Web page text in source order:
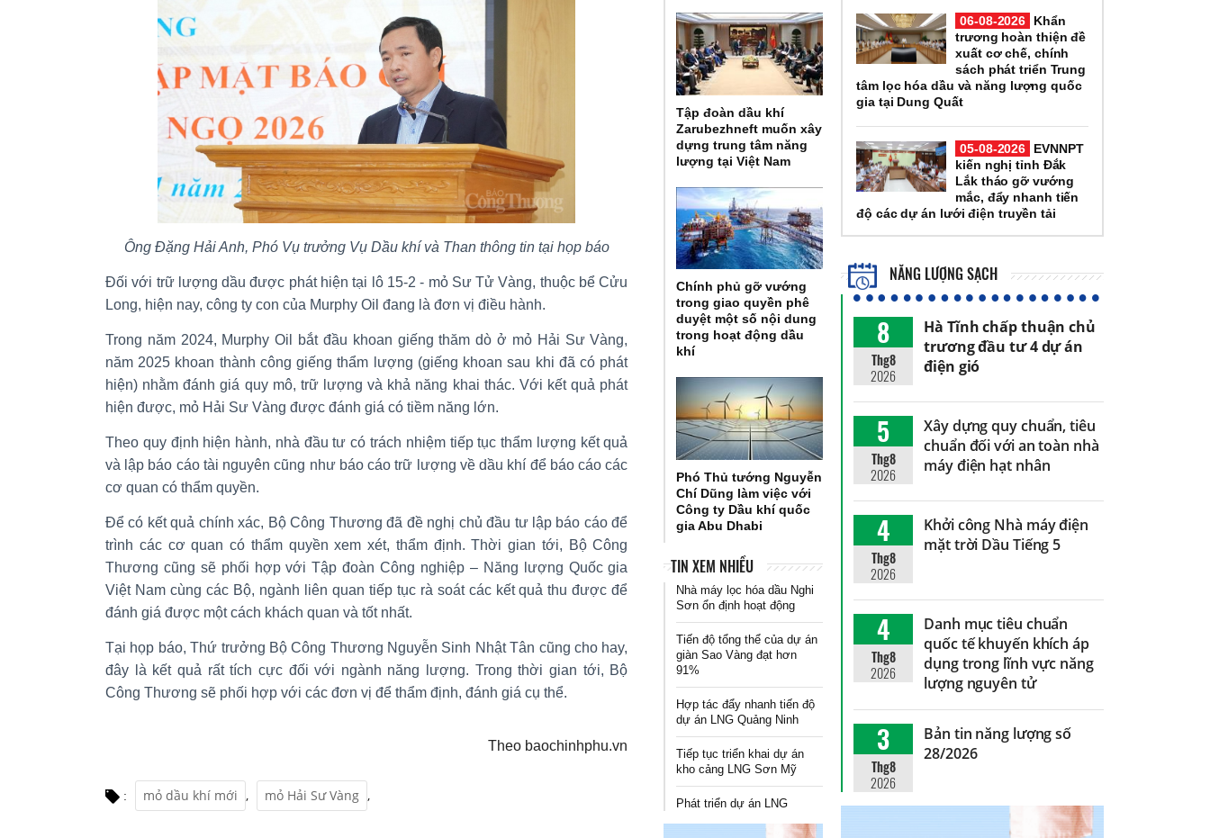
Ông Đặng Hải Anh, Phó Vụ trưởng Vụ Dầu khí và Than thông tin tại họp báo
Đối với trữ lượng dầu được phát hiện tại lô 15-2 - mỏ Sư Tử Vàng, thuộc bể Cửu
Long, hiện nay, công ty con của Murphy Oil đang là đơn vị điều hành.
Trong năm 2024, Murphy Oil bắt đầu khoan giếng thăm dò ở mỏ Hải Sư Vàng,
năm 2025 khoan thành công giếng thẩm lượng (giếng khoan sau khi đã có phát
hiện) nhằm đánh giá quy mô, trữ lượng và khả năng khai thác. Với kết quả phát
hiện được, mỏ Hải Sư Vàng được đánh giá có tiềm năng lớn.
Theo quy định hiện hành, nhà đầu tư có trách nhiệm tiếp tục thẩm lượng kết quả
và lập báo cáo tài nguyên cũng như báo cáo trữ lượng về dầu khí để báo cáo các
cơ quan có thẩm quyền.
Để có kết quả chính xác, Bộ Công Thương đã đề nghị chủ đầu tư lập báo cáo để
trình các cơ quan có thẩm quyền xem xét, thẩm định. Thời gian tới, Bộ Công
Thương cũng sẽ phối hợp với Tập đoàn Công nghiệp – Năng lượng Quốc gia
Việt Nam cùng các Bộ, ngành liên quan tiếp tục rà soát các kết quả thu được để
đánh giá được một cách khách quan và tốt nhất.
Tại họp báo, Thứ trưởng Bộ Công Thương Nguyễn Sinh Nhật Tân cũng cho hay,
đây là kết quả rất tích cực đối với ngành năng lượng. Trong thời gian tới, Bộ
Công Thương sẽ phối hợp với các đơn vị để thẩm định, đánh giá cụ thể.
Theo baochinhphu.vn
: mỏ dầu khí mới , mỏ Hải Sư Vàng ,
Tập đoàn dầu khí
Zarubezhneft muốn xây
dựng trung tâm năng
lượng tại Việt Nam
Chính phủ gỡ vướng
trong giao quyền phê
duyệt một số nội dung
trong hoạt động dầu
khí
Phó Thủ tướng Nguyễn
Chí Dũng làm việc với
Công ty Dầu khí quốc
gia Abu Dhabi
TIN XEM NHIỀU
Nhà máy lọc hóa dầu Nghi
Sơn ổn định hoạt động
Tiến độ tổng thể của dự án
giàn Sao Vàng đạt hơn
91%
Hợp tác đẩy nhanh tiến độ
dự án LNG Quảng Ninh
Tiếp tục triển khai dự án
kho cảng LNG Sơn Mỹ
Phát triển dự án LNG
06-08-2026
Khẩn
trương hoàn thiện đề
xuất cơ chế, chính
sách phát triển Trung
tâm lọc hóa dầu và năng lượng quốc
gia tại Dung Quất
05-08-2026
EVNNPT
kiến nghị tỉnh Đắk
Lắk tháo gỡ vướng
mắc, đẩy nhanh tiến
độ các dự án lưới điện truyền tải
NĂNG LƯỢNG SẠCH
8
Thg8
2026
Hà Tĩnh chấp thuận chủ
trương đầu tư 4 dự án
điện gió
5
Thg8
2026
Xây dựng quy chuẩn, tiêu
chuẩn đối với an toàn nhà
máy điện hạt nhân
4
Thg8
2026
Khởi công Nhà máy điện
mặt trời Dầu Tiếng 5
4
Thg8
2026
Danh mục tiêu chuẩn
quốc tế khuyến khích áp
dụng trong lĩnh vực năng
lượng nguyên tử
3
Thg8
2026
Bản tin năng lượng số
28/2026